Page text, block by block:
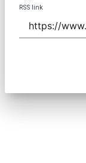
RSS link